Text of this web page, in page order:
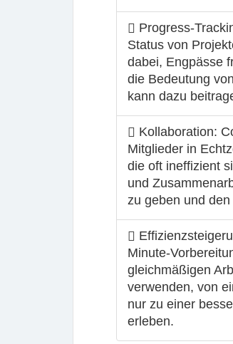
Progress-
Status von
dabei, Engpässe
die Bedeutung
kann dazu
Kollaboration:
Mitglieder in
die oft ineffizient
und
zu geben und
Minute-
gleichmäßigen
verwenden, von
nur zu einer
erleben.